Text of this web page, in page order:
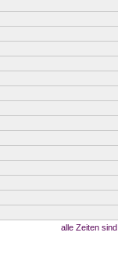
alle Zeiten sind